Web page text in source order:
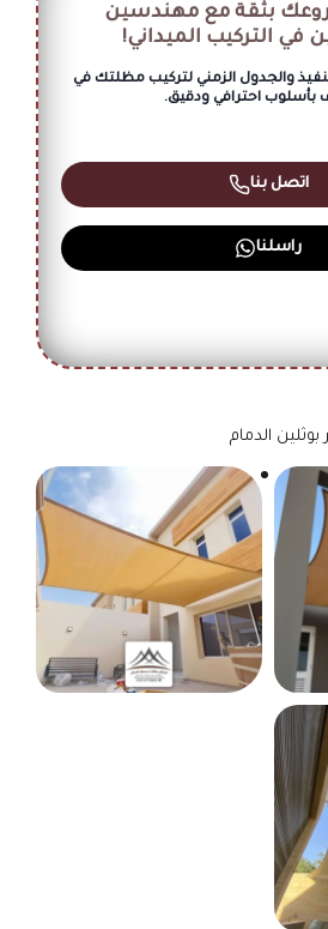
بثقة مع مهندسين
التركيب الميداني!
والجدول الزمني لتركيب مظلتك في
بأسلوب احترافي ودقيق.
اتصل بنا
راسلنا
الدمام